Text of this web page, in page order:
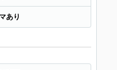
あり